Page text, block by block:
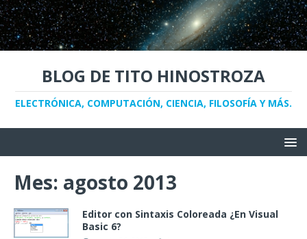
BLOG DE TITO HINOSTROZA
ELECTRÓNICA, COMPUTACIÓN, CIENCIA, FILOSOFÍA Y MÁS.
Mes: agosto 2013
Editor con Sintaxis Coloreada ¿En Visual
Basic 6?